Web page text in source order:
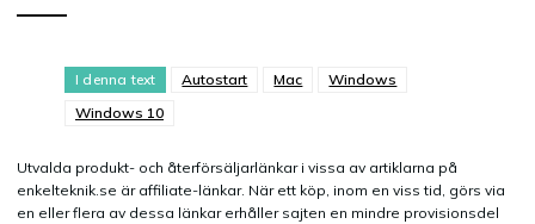
I denna text Autostart Mac
Windows
Windows 10
Utvalda produkt- och återförsäljarlänkar i vissa av artiklarna på
enkelteknik.se är affiliate-länkar. När ett köp, inom en viss tid, görs via
en eller flera av dessa länkar erhåller sajten en mindre provisionsdel